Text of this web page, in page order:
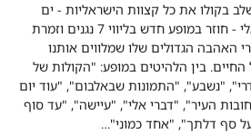
בקולו את כל קצוות הישראליות - ים
תיכוני, יווני, תימני וארצישראלי - חוזר במופע חדש בליווי 7 נגנים וזמרת
האהבה הגדולים שלו שמלווים אותנו
בין הלהיטים במופע: "הקולות של
"נשבע", "התמונות שבאלבום", "עוד יום
העיר", "דברי אלי", "עיישה", "עד סוף
סף דלתך", "אחד כמוני"…